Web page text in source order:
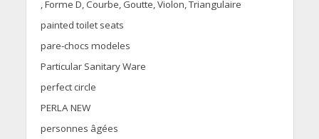
, Forme D, Courbe, Goutte, Violon, Triangulaire
painted toilet seats
pare-chocs modeles
Particular Sanitary Ware
perfect circle
PERLA NEW
personnes âgées